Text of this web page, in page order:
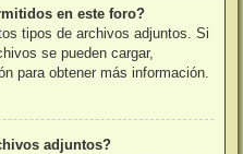
en este foro?
tipos de archivos adjuntos. Si
se pueden cargar,
para obtener más información.
adjuntos?